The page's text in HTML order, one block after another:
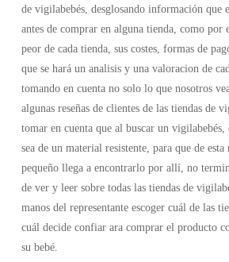
de vigilabebés, desglosando información que
antes de comprar en alguna tienda, como
peor de cada tienda, sus costes, formas de
que se hará un analisis y una valoracion de
tomando en cuenta no solo lo que nosotros
algunas reseñas de clientes de las tiendas de
tomar en cuenta que al buscar un vigilabebés,
sea de un material resistente, para que de esta
pequeño llega a encontrarlo por allí, no
de ver y leer sobre todas las tiendas de
manos del representante escoger cuál de las
cuál decide confiar ara comprar el producto
su bebé.